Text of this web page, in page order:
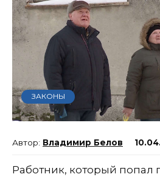
ЗАКОНЫ
Владимир Белов
Работник, который попал